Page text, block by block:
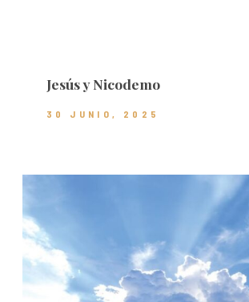
Jesús y Nicodemo
30 JUNIO, 2025